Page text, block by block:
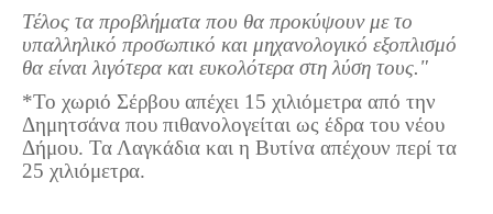
Τέλος τα προβλήματα που θα προκύψουν με το
υπαλληλικό προσωπικό και μηχανολογικό εξοπλισμό
θα είναι λιγότερα και ευκολότερα στη λύση τους."
*Το χωριό Σέρβου απέχει 15 χιλιόμετρα από την
Δημητσάνα που πιθανολογείται ως έδρα του νέου
Δήμου. Τα Λαγκάδια και η Βυτίνα απέχουν περί τα
25 χιλιόμετρα.